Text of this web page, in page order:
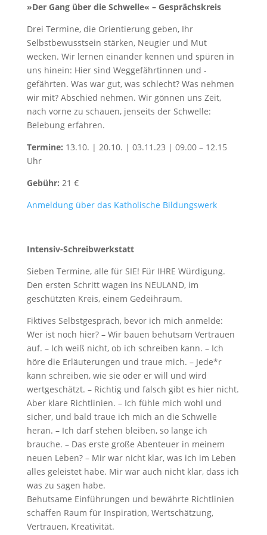
»Der Gang über die Schwelle« – Gesprächskreis
Drei Termine, die Orientierung geben, Ihr
Selbstbewusstsein stärken, Neugier und Mut
wecken. Wir lernen einander kennen und spüren in
uns hinein: Hier sind Weggefährtinnen und -
gefährten. Was war gut, was schlecht? Was nehmen
wir mit? Abschied nehmen. Wir gönnen uns Zeit,
nach vorne zu schauen, jenseits der Schwelle:
Belebung erfahren.
Termine: 13.10. | 20.10. | 03.11.23 | 09.00 – 12.15
Uhr
Gebühr: 21 €
Anmeldung über das Katholische Bildungswerk
Intensiv-Schreibwerkstatt
Sieben Termine, alle für SIE! Für IHRE Würdigung.
Den ersten Schritt wagen ins NEULAND, im
geschützten Kreis, einem Gedeihraum.
Fiktives Selbstgespräch, bevor ich mich anmelde:
Wer ist noch hier? – Wir bauen behutsam Vertrauen
auf. – Ich weiß nicht, ob ich schreiben kann. – Ich
höre die Erläuterungen und traue mich. – Jede*r
kann schreiben, wie sie oder er will und wird
wertgeschätzt. – Richtig und falsch gibt es hier nicht.
Aber klare Richtlinien. – Ich fühle mich wohl und
sicher, und bald traue ich mich an die Schwelle
heran. – Ich darf stehen bleiben, so lange ich
brauche. – Das erste große Abenteuer in meinem
neuen Leben? – Mir war nicht klar, was ich im Leben
alles geleistet habe. Mir war auch nicht klar, dass ich
was zu sagen habe.
Behutsame Einführungen und bewährte Richtlinien
schaffen Raum für Inspiration, Wertschätzung,
Vertrauen, Kreativität.